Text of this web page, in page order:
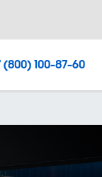
(800) 100-87-60